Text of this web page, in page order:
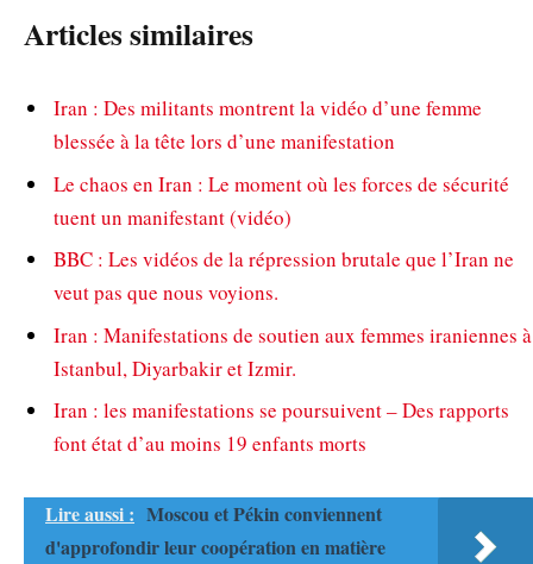
Articles similaires
Iran : Des militants montrent la vidéo d’une femme
blessée à la tête lors d’une manifestation
Le chaos en Iran : Le moment où les forces de sécurité
tuent un manifestant (vidéo)
BBC : Les vidéos de la répression brutale que l’Iran ne
veut pas que nous voyions.
Iran : Manifestations de soutien aux femmes iraniennes à
Istanbul, Diyarbakir et Izmir.
Iran : les manifestations se poursuivent – Des rapports
font état d’au moins 19 enfants morts
Lire aussi : Moscou et Pékin conviennent
d'approfondir leur coopération en matière